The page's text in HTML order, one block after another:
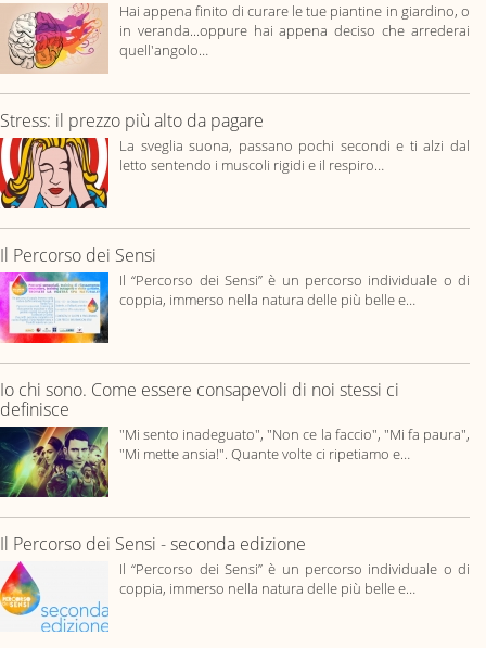
Hai appena finito di curare le tue piantine in giardino, o
in veranda...oppure hai appena deciso che arrederai
quell'angolo…
Stress: il prezzo più alto da pagare
La sveglia suona, passano pochi secondi e ti alzi dal
letto sentendo i muscoli rigidi e il respiro…
Il Percorso dei Sensi
Il “Percorso dei Sensi” è un percorso individuale o di
coppia, immerso nella natura delle più belle e…
Io chi sono. Come essere consapevoli di noi stessi ci
definisce
"Mi sento inadeguato", "Non ce la faccio", "Mi fa paura",
"Mi mette ansia!". Quante volte ci ripetiamo e…
Il Percorso dei Sensi - seconda edizione
Il “Percorso dei Sensi” è un percorso individuale o di
coppia, immerso nella natura delle più belle e…